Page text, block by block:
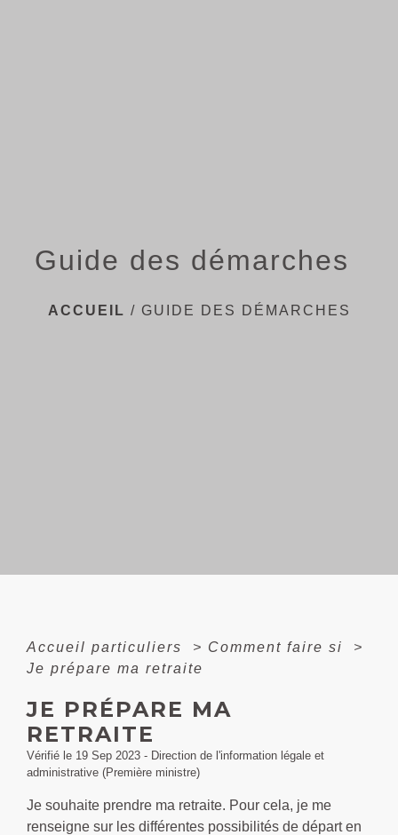
Guide des démarches
ACCUEIL / GUIDE DES DÉMARCHES
Accueil particuliers > Comment faire si
>
Je prépare ma retraite
JE PRÉPARE MA
RETRAITE
Vérifié le 19 Sep 2023 - Direction de l'information légale et
administrative (Première ministre)
Je souhaite prendre ma retraite. Pour cela, je me
renseigne sur les différentes possibilités de départ en